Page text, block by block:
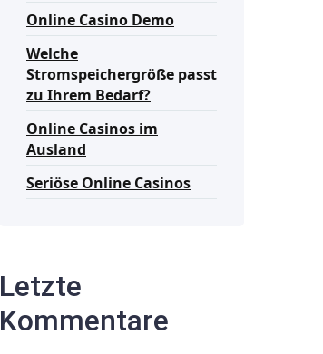
Online Casino Demo
Welche
Stromspeichergröße passt
zu Ihrem Bedarf?
Online Casinos im
Ausland
Seriöse Online Casinos
Letzte
Kommentare